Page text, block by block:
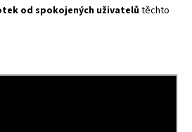
od spokojených uživatelůtěchto